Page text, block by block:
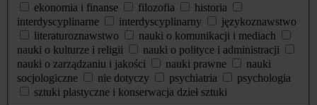
ekonomia i finanse
filozofia
historia
interdyscyplinarne
interdyscyplinarny
językoznawstwo
literaturoznawstwo
nauki o komunikacji i mediach
nauki o kulturze i religii
nauki o polityce i administracji
nauki o zarządzaniu i jakości
nauki prawne
nauki
socjologiczne
nie dotyczy psychiatria
psychologia
sztuki plastyczne i konserwacja dzieł sztuki